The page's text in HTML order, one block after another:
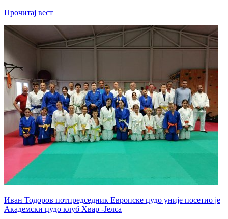
Прочитај вест
Иван Тодоров потпредседник Европске џудо уније посетио је
Академски џудо клуб Хвар -Јелса